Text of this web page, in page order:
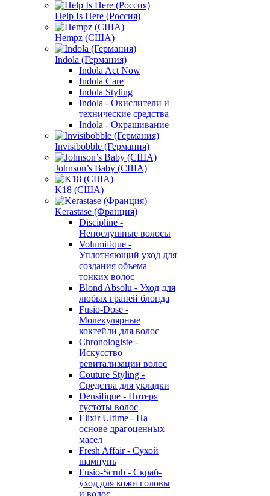
Help Is Here (Россия)
Hempz (США)
Indola (Германия)
Indola Act Now
Indola Care
Indola Styling
Indola - Окислители и
технические средства
Indola - Окрашивание
Invisibobble (Германия)
Johnson’s Baby (США)
K18 (США)
Kerastase (Франция)
Discipline -
Непослушные волосы
Volumifique -
Уплотняющий уход для
создания объема
тонких волос
Blond Absolu - Уход для
любых граней блонда
Fusio-Dose -
Молекулярные
коктейли для волос
Chronologiste -
Искусство
ревитализации волос
Couture Styling -
Средства для укладки
Densifique - Потеря
густоты волос
Elixir Ultime - На
основе драгоценных
масел
Fresh Affair - Сухой
шампунь
Fusio-Scrub - Скраб-
уход для кожи головы
и волос